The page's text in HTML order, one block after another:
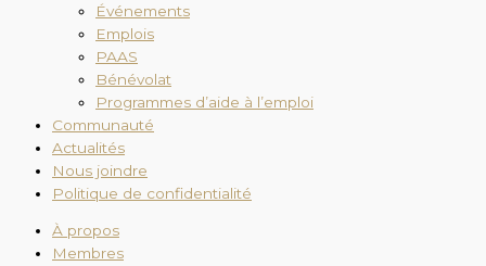
Événements
Emplois
PAAS
Bénévolat
Programmes d’aide à l’emploi
Communauté
Actualités
Nous joindre
Politique de confidentialité
À propos
Membres